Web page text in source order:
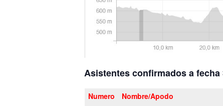
Asistentes confirmados a fecha
Numero Nombre/Apodo